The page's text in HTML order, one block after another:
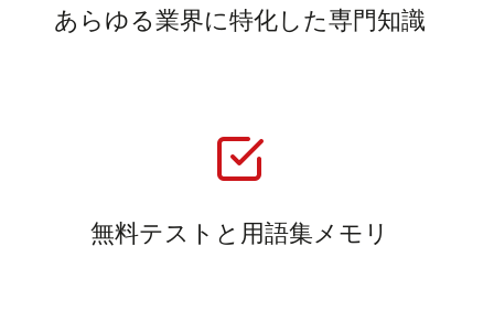
あらゆる業界に特化した専門知識
無料テストと用語集メモリ